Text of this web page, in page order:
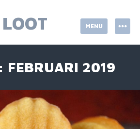
MENU
FEBRUARI 2019